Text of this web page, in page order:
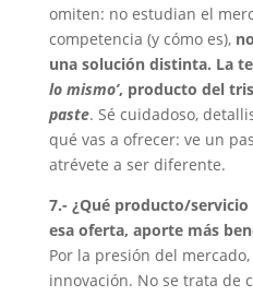
omiten: no estudian el
competencia (y cómo es),
una solución distinta. La
lo mismo’, producto del
paste. Sé cuidadoso,
qué vas a ofrecer: ve un
atrévete a ser diferente.
7.- ¿Qué producto/
esa oferta, aporte más
Por la presión del
innovación. No se trata de